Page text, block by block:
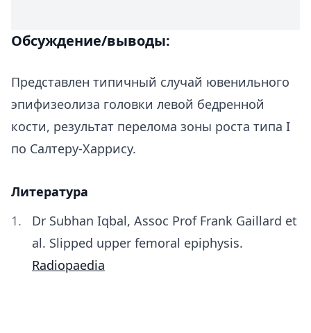
Обсуждение/выводы:
Представлен типичный случай ювенильного
эпифизеолиза головки левой бедренной
кости, результат перелома зоны роста типа I
по Салтеру-Харрису.
Литература
Dr Subhan Iqbal, Assoc Prof Frank Gaillard et
al. Slipped upper femoral epiphysis.
Radiopaedia